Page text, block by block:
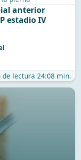
anterior
estadio IV
de lectura 24:08 min.